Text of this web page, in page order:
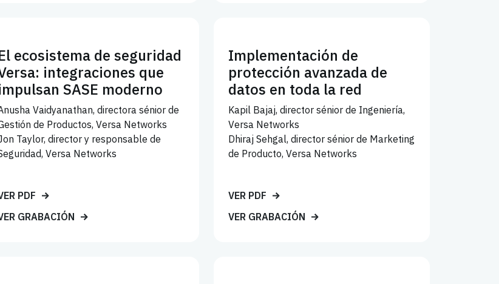
ecosistema de seguridad
integraciones que
SASE moderno
Vaidyanathan, directora sénior de
de Productos, Versa Networks
Taylor, director y responsable de
Versa Networks
PDF
GRABACIÓN
Implementación de
protección avanzada de
datos en toda la red
Kapil Bajaj, director sénior de Ingeniería,
Versa Networks
Dhiraj Sehgal, director sénior de Marketing
de Producto, Versa Networks
VER PDF
VER GRABACIÓN